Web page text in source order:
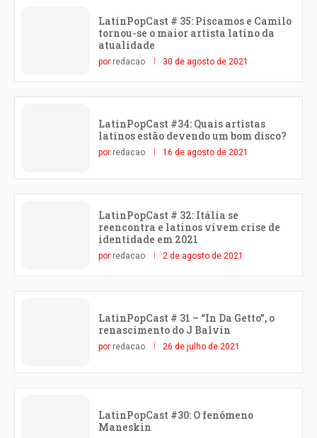
LatinPopCast # 35: Piscamos e Camilo
tornou-se o maior artista latino da
atualidade
por redacao 30 de agosto de 2021
LatinPopCast #34: Quais artistas
latinos estão devendo um bom disco?
por redacao 16 de agosto de 2021
LatinPopCast # 32: Itália se
reencontra e latinos vivem crise de
identidade em 2021
por redacao 2 de agosto de 2021
LatinPopCast # 31 – “In Da Getto”, o
renascimento do J Balvin
por redacao 26 de julho de 2021
LatinPopCast #30: O fenômeno
Maneskin